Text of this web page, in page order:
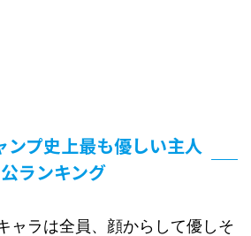
ンプ史上最も優しい主人
公ランキング
ャラは全員、顔からして優しそ